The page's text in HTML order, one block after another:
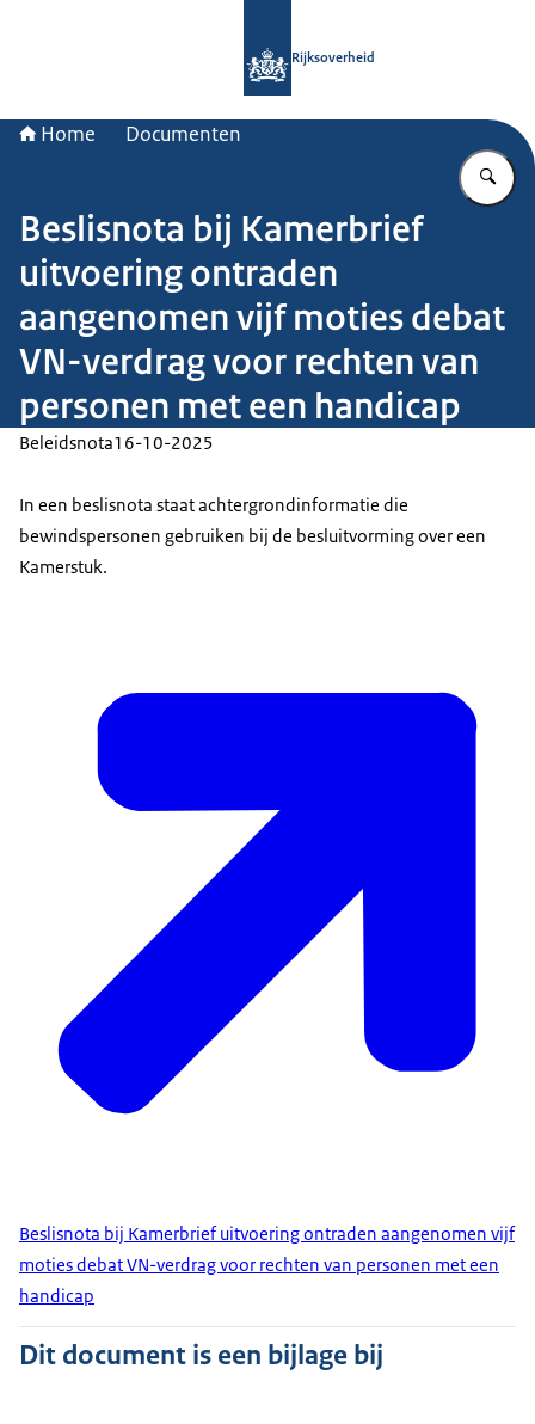
Rijksoverheid
Home Documenten
Beslisnota bij Kamerbrief
uitvoering ontraden
aangenomen vijf moties debat
VN-verdrag voor rechten van
personen met een handicap
Beleidsnota16-10-2025
In een beslisnota staat achtergrondinformatie die
bewindspersonen gebruiken bij de besluitvorming over een
Kamerstuk.
Beslisnota bij Kamerbrief uitvoering ontraden aangenomen vijf
moties debat VN-verdrag voor rechten van personen met een
handicap
Dit document is een bijlage bij